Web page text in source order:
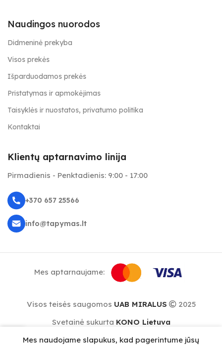
Naudingos nuorodos
Didmeninė prekyba
Visos prekės
Išparduodamos prekės
Pristatymas ir apmokėjimas
Taisyklės ir nuostatos, privatumo politika
Kontaktai
Klientų aptarnavimo linija
Pirmadienis - Penktadienis: 9:00 - 17:00
+370 657 25566
info@tapymas.lt
Mes aptarnaujame:
Visos teisės saugomos UAB MIRALUS
2025
Svetainė sukurta KONO Lietuva
Mes naudojame slapukus, kad pagerintume jūsų
ką tik nupirko